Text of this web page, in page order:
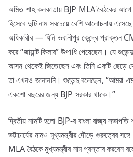
অমিত শাহ কলকাতায় BJP MLA বৈঠকের আগে
হিসেবে দুটি নাম সবচেয়ে বেশি আলোচনায়
অধিকারীর — যিনি ভবানীপুর কেন্দ্রে প্রাক্তন
করে “জায়ান্ট কিলার” উপাধি পেয়েছেন। যে
আসন থেকেই জিতেছেন এবং তিনি একটি ছেড়ে
তা এখনও জানাননি। শুভেন্দু বলেছেন, “আমরা
একশো বছরের জন্য BJP সরকার থাকে।”
দ্বিতীয় নামটি হলো BJP-র বাংলা রাজ্য সভাপতি
ভট্টাচার্যের নামও মুখ্যমন্ত্রীর দৌড়ে গুরুত্বের
MLA বৈঠকে মুখ্যমন্ত্রীর নাম প্রস্তাব করবেন